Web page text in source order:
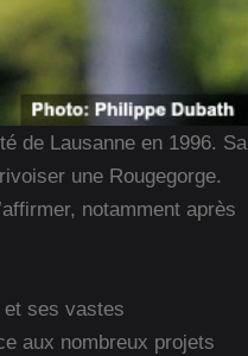
de Lausanne en 1996. Sa
une Rougegorge.
notamment après
et ses vastes
aux nombreux projets